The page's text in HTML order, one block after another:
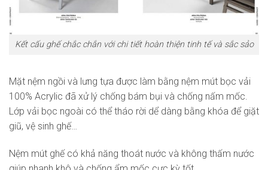
Kết cấu ghế chắc chắn với chi tiết hoàn thiện tinh tế và sắc sảo
Mặt nệm ngồi và lưng tựa được làm bằng nệm mút bọc vải
100% Acrylic đã xử lý chống bám bụi và chống nấm mốc.
Lớp vải bọc ngoài có thể tháo rời dể dàng bằng khóa để giặt
giũ, vệ sinh ghế…
Nệm mút ghế có khả năng thoát nước và không thấm nước